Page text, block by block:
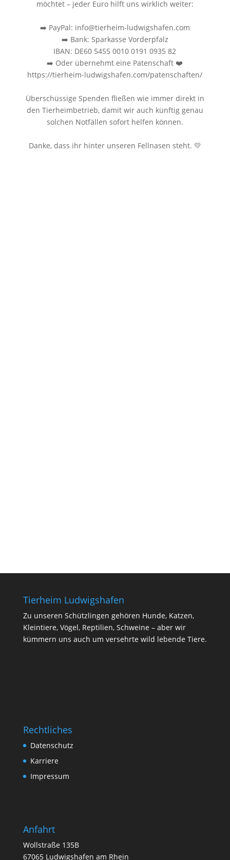
möchtet – jeder Euro hilft uns wirklich weiter:
➡️ PayPal: info@tierheim-ludwigshafen.com
➡️ Bank: Sparkasse Vorderpfalz
IBAN: DE60 5455 0010 0191 0935 82
➡️ Oder übernehmt eine Patenschaft ❤️
https://tierheim-ludwigshafen.com/patenschaften/
Überschüssige Spenden fließen wie immer direkt in
den Tierheimbetrieb, damit wir auch künftig genau
solchen Notfällen sofort helfen können.
Danke, dass ihr hinter unseren Fellnasen steht. 💛
Tierheim Ludwigshafen
Zu unseren Schützlingen gehören Hunde, Katzen,
Kleintiere, Vögel, Reptilien, Schweine – aber wir
kümmern uns auch um versehrte wild lebende Tiere.
Rechtliches
Datenschutz
Karriere
Impressum
Anfahrt
Wollstraße 135B
67065 Ludwigshafen am Rhein